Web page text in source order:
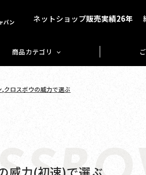
ネットショップ販売実績26年
商品カテゴリ
,クロスボウの威力で選ぶ